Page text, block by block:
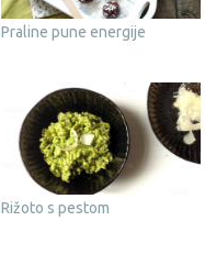
Praline pune energije
Rižoto s pestom